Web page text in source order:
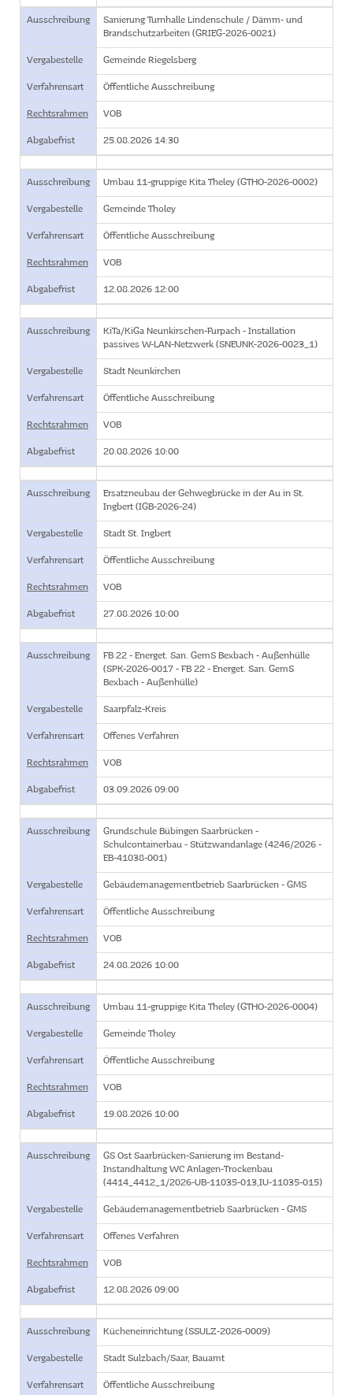
Ausschreibung
Sanierung Turnhalle Lindenschule / Dämm- und
Brandschutzarbeiten (GRIEG-2026-0021)
Vergabestelle Gemeinde Riegelsberg
Verfahrensart Öffentliche Ausschreibung
Rechtsrahmen VOB
Abgabefrist 25.08.2026 14:30
Ausschreibung Umbau 11-gruppige Kita Theley (GTHO-2026-0002)
Vergabestelle Gemeinde Tholey
Verfahrensart Öffentliche Ausschreibung
Rechtsrahmen VOB
Abgabefrist 12.08.2026 12:00
Ausschreibung
KiTa/KiGa Neunkirschen-Furpach - Installation
passives W-LAN-Netzwerk (SNEUNK-2026-0023_1)
Vergabestelle Stadt Neunkirchen
Verfahrensart Öffentliche Ausschreibung
Rechtsrahmen VOB
Abgabefrist 20.08.2026 10:00
Ausschreibung
Ersatzneubau der Gehwegbrücke in der Au in St.
Ingbert (IGB-2026-24)
Vergabestelle Stadt St. Ingbert
Verfahrensart Öffentliche Ausschreibung
Rechtsrahmen VOB
Abgabefrist 27.08.2026 10:00
Ausschreibung
FB 22 - Energet. San. GemS Bexbach - Außenhülle
(SPK-2026-0017 - FB 22 - Energet. San. GemS
Bexbach - Außenhülle)
Vergabestelle Saarpfalz-Kreis
Verfahrensart Offenes Verfahren
Rechtsrahmen VOB
Abgabefrist 03.09.2026 09:00
Ausschreibung
Grundschule Bübingen Saarbrücken -
Schulcontainerbau - Stützwandanlage (4246/2026 -
EB-41038-001)
Vergabestelle Gebäudemanagementbetrieb Saarbrücken - GMS
Verfahrensart Öffentliche Ausschreibung
Rechtsrahmen VOB
Abgabefrist 24.08.2026 10:00
Ausschreibung Umbau 11-gruppige Kita Theley (GTHO-2026-0004)
Vergabestelle Gemeinde Tholey
Verfahrensart Öffentliche Ausschreibung
Rechtsrahmen VOB
Abgabefrist 19.08.2026 10:00
Ausschreibung
GS Ost Saarbrücken-Sanierung im Bestand-
Instandhaltung WC Anlagen-Trockenbau
(4414_4412_1/2026-UB-11035-013,IU-11035-015)
Vergabestelle Gebäudemanagementbetrieb Saarbrücken - GMS
Verfahrensart Offenes Verfahren
Rechtsrahmen VOB
Abgabefrist 12.08.2026 09:00
Ausschreibung Kücheneinrichtung (SSULZ-2026-0009)
Vergabestelle Stadt Sulzbach/Saar, Bauamt
Verfahrensart Öffentliche Ausschreibung